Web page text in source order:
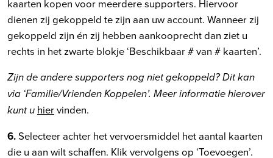
kaarten kopen voor meerdere supporters. Hiervoor
dienen zij gekoppeld te zijn aan uw account. Wanneer zij
gekoppeld zijn én zij hebben aankooprecht dan ziet u
rechts in het zwarte blokje ‘Beschikbaar # van # kaarten’.
Zijn de andere supporters nog niet gekoppeld? Dit kan
via ‘Familie/Vrienden Koppelen’. Meer informatie hierover
kunt u hiervinden.
6.Selecteer achter het vervoersmiddel het aantal kaarten
die u aan wilt schaffen. Klik vervolgens op ‘Toevoegen’.